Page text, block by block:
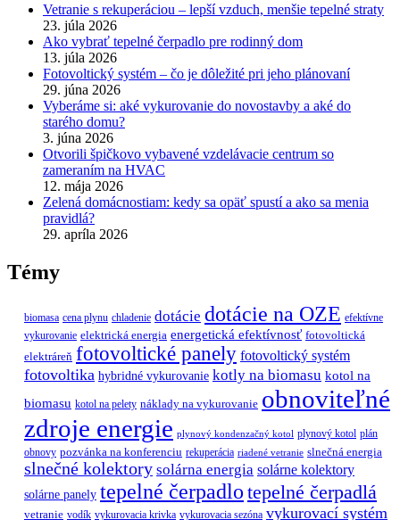
Vetranie s rekuperáciou – lepší vzduch, menšie tepelné straty
23. júla 2026
Ako vybrať tepelné čerpadlo pre rodinný dom
13. júla 2026
Fotovoltický systém – čo je dôležité pri jeho plánovaní
29. júna 2026
Vyberáme si: aké vykurovanie do novostavby a aké do
starého domu?
3. júna 2026
Otvorili špičkovo vybavené vzdelávacie centrum so
zameraním na HVAC
12. mája 2026
Zelená domácnostiam: kedy sa opäť spustí a ako sa menia
pravidlá?
29. apríla 2026
Témy
biomasa cena plynu chladenie dotácie dotácie na OZE efektívne
vykurovanie elektrická energia energetická efektívnosť fotovoltická
elektráreň fotovoltické panely fotovoltický systém
fotovoltika hybridné vykurovanie kotly na biomasu kotol na
biomasu kotol na pelety náklady na vykurovanie obnoviteľné
zdroje energie plynový kondenzačný kotol plynový kotol plán
obnovy pozvánka na konferenciu rekuperácia riadené vetranie slnečná energia
slnečné kolektory solárna energia solárne kolektory
solárne panely tepelné čerpadlo tepelné čerpadlá
vetranie vodík vykurovacia krivka vykurovacia sezóna vykurovací systém